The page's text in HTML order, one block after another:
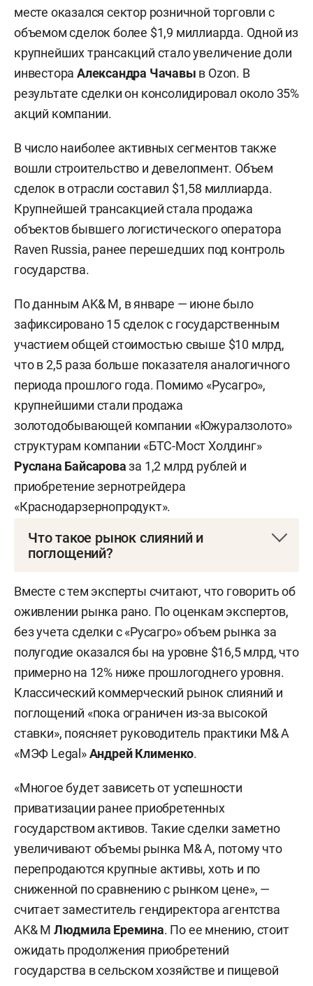
месте оказался сектор розничной торговли с
объемом сделок более $1,9 миллиарда. Одной из
крупнейших трансакций стало увеличение доли
инвестораАлександра Чачавы в Ozon. В
результате сделки он консолидировал около 35%
акций компании.
В число наиболее активных сегментов также
вошли строительство и девелопмент. Объем
сделок в отрасли составил $1,58 миллиарда.
Крупнейшей трансакцией стала продажа
объектов бывшего логистического оператора
Raven Russia, ранее перешедших под контроль
государства.
По данным AK& M, в январе — июне было
зафиксировано 15 сделок с государственным
участием общей стоимостью свыше $10 млрд,
что в 2,5 раза больше показателя аналогичного
периода прошлого года. Помимо «Русагро»,
крупнейшими стали продажа
золотодобывающей компании «Южуралзолото»
структурам компании «БТС-Мост Холдинг»
Руслана Байсароваза 1,2 млрд рублей и
приобретение зернотрейдера
«Краснодарзернопродукт».
Что такое рынок слияний и
поглощений?
и поглощения) — процесс объединения
компаний для расширения бизнеса, выхода на
новые рынки или оптимизации расходов. На
российском рынке такие сделки проходят
между крупными и средними игроками при
участии консультантов, аудиторов и
государственных регуляторов.
Вместе с тем эксперты считают, что говорить об
оживлении рынка рано. По оценкам экспертов,
без учета сделки с «Русагро» объем рынка за
полугодие оказался бы на уровне $16,5 млрд, что
примерно на 12% ниже прошлогоднего уровня.
Классический коммерческий рынок слияний и
поглощений «пока ограничен из-за высокой
ставки», поясняет руководитель практики M& A
«МЭФ Legal»Андрей Клименко.
«Многое будет зависеть от успешности
приватизации ранее приобретенных
государством активов. Такие сделки заметно
увеличивают объемы рынка M& A, потому что
перепродаются крупные активы, хоть и по
сниженной по сравнению с рынком цене», —
считает заместитель гендиректора агентства
AK& M Людмила Еремина. По ее мнению, стоит
ожидать продолжения приобретений
государства в сельском хозяйстве и пищевой